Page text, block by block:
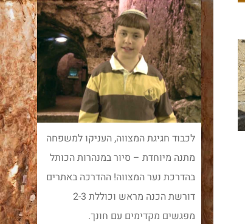
לכבוד חגיגת המצווה, העניקו למשפחה
מתנה מיוחדת – סיור במנהרות הכותל
בהדרכת נער המצווה! ההדרכה באתרים
דורשת הכנה מראש וכוללת 2-3
מפגשים מקדימים עם חונך.